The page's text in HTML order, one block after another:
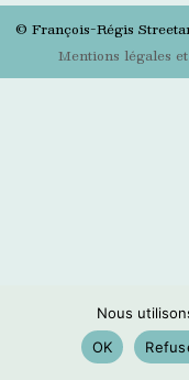
© François-Régis
Mentions légales
Nous
OK